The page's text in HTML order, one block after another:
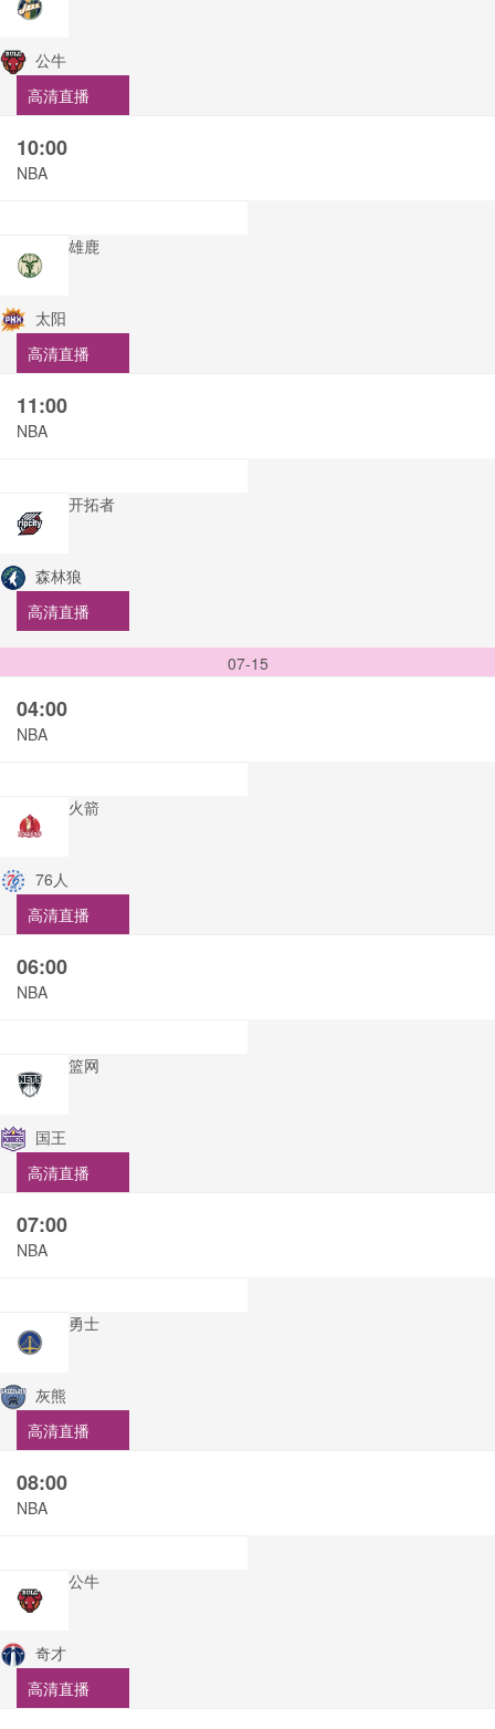
公牛
高清直播
10:00
NBA
雄鹿
太阳
高清直播
11:00
NBA
开拓者
森林狼
高清直播
07-15
04:00
NBA
火箭
76人
高清直播
06:00
NBA
篮网
国王
高清直播
07:00
NBA
勇士
灰熊
高清直播
08:00
NBA
公牛
奇才
高清直播